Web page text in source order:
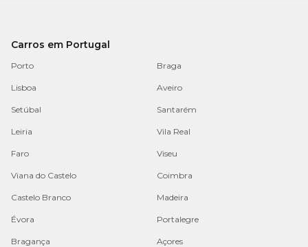
Carros em Portugal
Porto Braga
Lisboa Aveiro
Setúbal Santarém
Leiria Vila Real
Faro Viseu
Viana do Castelo Coimbra
Castelo Branco Madeira
Évora Portalegre
Bragança Açores